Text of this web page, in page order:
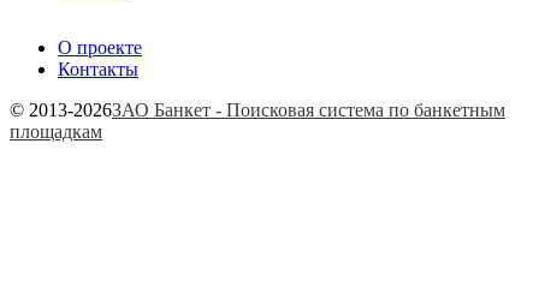
О проекте
Контакты
© 2013-2026ЗАО Банкет - Поисковая система по банкетным
площадкам